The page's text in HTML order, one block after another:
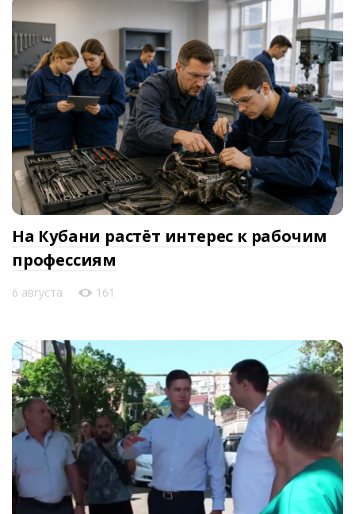
На Кубани растёт интерес к рабочим
профессиям
6 августа 161